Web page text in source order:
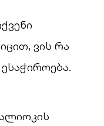
ვის რა